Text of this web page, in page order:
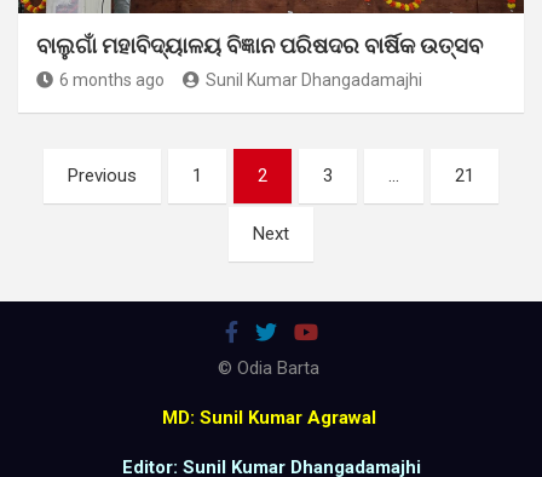
ବାଲୁଗାଁ ମହାବିଦ୍ୟାଳୟ ବିଜ୍ଞାନ ପରିଷଦର ବାର୍ଷିକ ଉତ୍ସବ
6 months ago Sunil Kumar Dhangadamajhi
Posts
pagination
Previous 1 2 3 … 21
Next
© Odia Barta
MD: Sunil Kumar Agrawal
Editor: Sunil Kumar Dhangadamajhi